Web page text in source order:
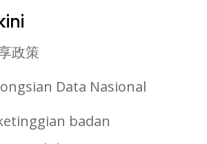
政策
Data Nasional
badan